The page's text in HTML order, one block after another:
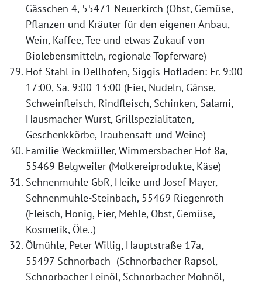
Gässchen 4, 55471 Neuerkirch (Obst, Gemüse,
Pflanzen und Kräuter für den eigenen Anbau,
Wein, Kaffee, Tee und etwas Zukauf von
Biolebensmitteln, regionale Töpferware)
Hof Stahl in Dellhofen, Siggis Hofladen: Fr. 9:00 –
17:00, Sa. 9:00-13:00 (Eier, Nudeln, Gänse,
Schweinfleisch, Rindfleisch, Schinken, Salami,
Hausmacher Wurst, Grillspezialitäten,
Geschenkkörbe, Traubensaft und Weine)
Familie Weckmüller, Wimmersbacher Hof 8a,
55469 Belgweiler (Molkereiprodukte, Käse)
Sehnenmühle GbR, Heike und Josef Mayer,
Sehnenmühle-Steinbach, 55469 Riegenroth
(Fleisch, Honig, Eier, Mehle, Obst, Gemüse,
Kosmetik, Öle..)
Ölmühle, Peter Willig, Hauptstraße 17a,
55497 Schnorbach (Schnorbacher Rapsöl,
Schnorbacher Leinöl, Schnorbacher Mohnöl,